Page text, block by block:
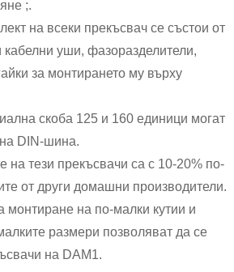
;.
на всеки прекъсвач се състои от
уши, фазоразделители,
за монтирането му върху
скоба 125 и 160 единици могат
DIN-шина.
на тези прекъсвачи са с 10-20% по-
от други домашни производители.
монтиране на по-малки кутии и
размери позволяват да се
на DAM1.